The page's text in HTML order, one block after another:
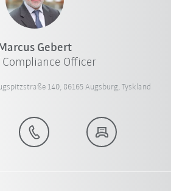
Marcus Gebert
Compliance Officer
140, 86165 Augsburg, Tyskland